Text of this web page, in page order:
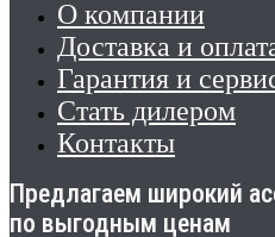
О компании
Доставка и
Гарантия и
Стать дилером
Контакты
Предлагаем широкий
по выгодным ценам